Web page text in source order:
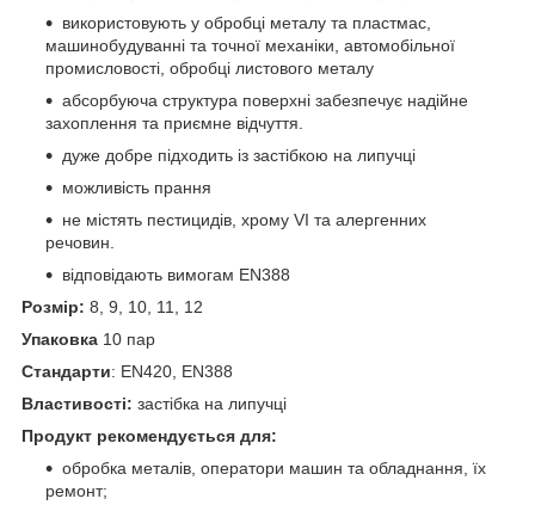
використовують у обробці металу та пластмас,
машинобудуванні та точної механіки, автомобільної
промисловості, обробці листового металу
абсорбуюча структура поверхні забезпечує надійне
захоплення та приємне відчуття.
дуже добре підходить із застібкою на липучці
можливість прання
не містять пестицидів, хрому VI та алергенних
речовин.
відповідають вимогам EN388
Розмір: 8, 9, 10, 11, 12
Упаковка 10 пар
Стандарти: EN420, EN388
Властивості: застібка на липучці
Продукт рекомендується для:
обробка металів, оператори машин та обладнання, їх
ремонт;